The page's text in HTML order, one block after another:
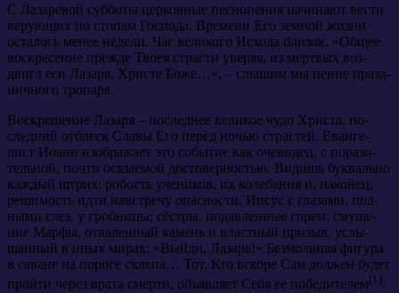
С Ла­за­ре­вой суб­бо­ты цер­ков­ные пес­но­пе­ния на­чи­на­ют ве­сти
ве­ру­ю­щих по сто­пам Гос­по­да. Вре­ме­ни Его зем­ной жиз­ни
оста­лось ме­нее неде­ли. Час ве­ли­ко­го Ис­хо­да бли­зок. «Об­щее
вос­кре­се­ние преж­де Тво­ея стра­сти уве­ряя, из мерт­вых воз­
двигл еси Ла­за­ря, Хри­сте Бо­же…», – слы­шим мы пе­ние празд­
нич­но­го тро­па­ря.
Вос­кре­ше­ние Ла­за­ря – по­след­нее ве­ли­кое чу­до Хри­ста, по­
след­ний от­блеск Сла­вы Его пе­ред но­чью стра­стей. Еван­ге­
лист Иоанн изо­бра­жа­ет это со­бы­тие как оче­ви­дец, с по­ра­зи­
тель­ной, по­чти ося­за­е­мой до­сто­вер­но­стью. Ви­дишь бук­валь­но
каж­дый штрих: ро­бость уче­ни­ков, их ко­ле­ба­ния и, на­ко­нец,
ре­ши­мость ид­ти на­встре­чу опас­но­сти. Иисус с гла­за­ми, пол­
ны­ми слез, у гроб­ни­цы; сёст­ры, по­дав­лен­ные го­рем; сму­ще­
ние Мар­фы, от­ва­лен­ный ка­мень и власт­ный при­зыв, услы­
шан­ный в иных ми­рах: «Вый­ди, Ла­зарь!» Без­молв­ная фигу­ра
в са­ване на по­ро­ге скле­па… Тот, Кто вско­ре Сам дол­жен бу­дет
прой­ти через вра­та смер­ти, объ­яв­ля­ет Се­бя ее по­бе­ди­те­лем[1].